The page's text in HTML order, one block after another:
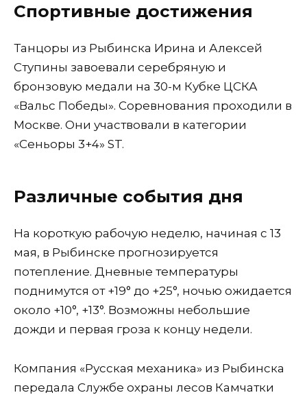
Спортивные достижения
Танцоры из Рыбинска Ирина и Алексей
Ступины завоевали серебряную и
бронзовую медали на 30-м Кубке ЦСКА
«Вальс Победы». Соревнования проходили в
Москве. Они участвовали в категории
«Сеньоры 3+4» ST.
Различные события дня
На короткую рабочую неделю, начиная с 13
мая, в Рыбинске прогнозируется
потепление. Дневные температуры
поднимутся от +19° до +25°, ночью ожидается
около +10°, +13°. Возможны небольшие
дожди и первая гроза к концу недели.
Компания «Русская механика» из Рыбинска
передала Службе охраны лесов Камчатки